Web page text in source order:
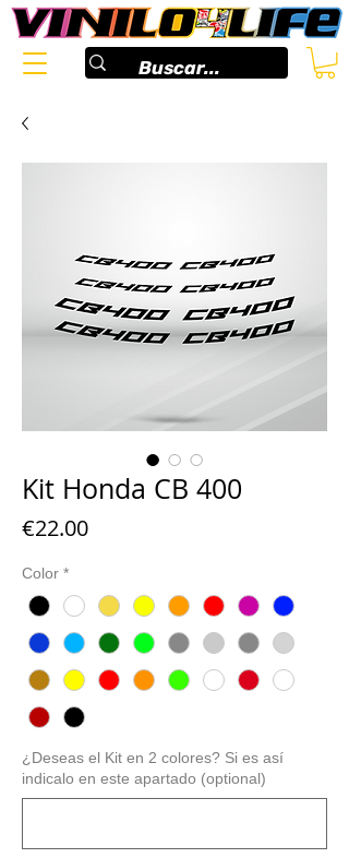
Kit Honda CB 400
€22.00Price
Color *
¿Deseas el Kit en 2 colores? Si es así
indicalo en este apartado (optional)